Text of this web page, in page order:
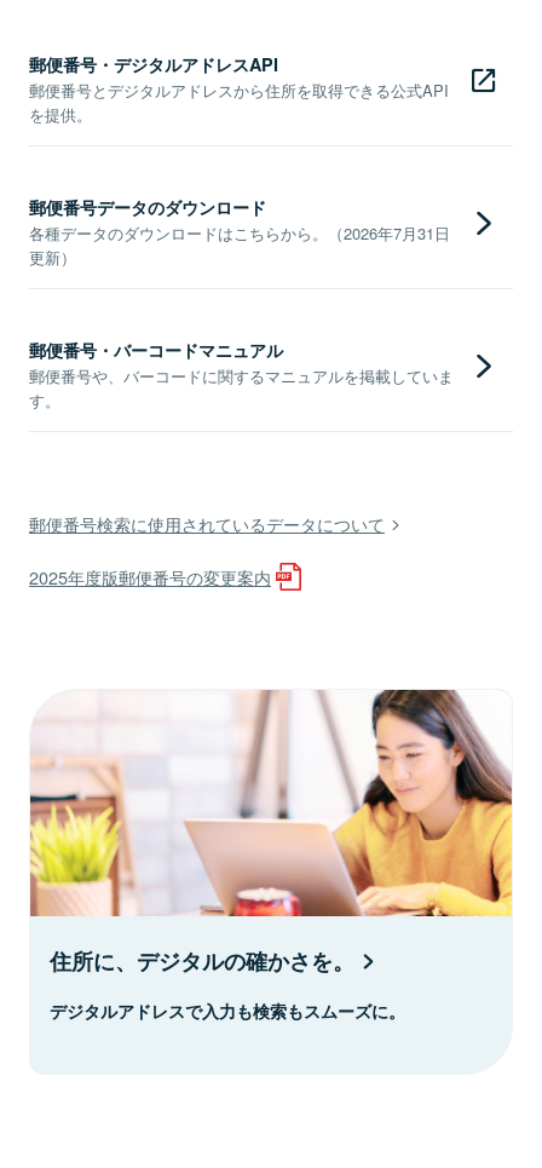
郵便番号・デジタルアドレスAPI
郵便番号とデジタルアドレスから住所を取得できる公式API
を提供。
郵便番号データのダウンロード
各種データのダウンロードはこちらから。（2026年7月31日
更新）
郵便番号・バーコードマニュアル
郵便番号や、バーコードに関するマニュアルを掲載していま
す。
郵便番号検索に使用されているデータについて
2025年度版郵便番号の変更案内
住所に、デジタルの確かさを。
デジタルアドレスで入力も検索もスムーズに。